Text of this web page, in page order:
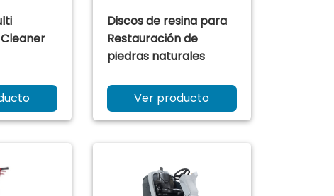
Discos de resina para
Restauración de
piedras naturales
Ver producto